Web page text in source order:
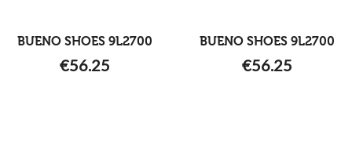
BUENO SHOES 9L2700
€56.25
BUENO SHOES 9L2700
€56.25